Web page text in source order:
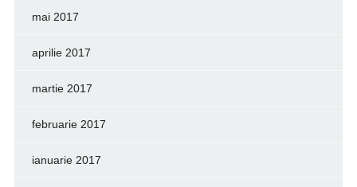
mai 2017
aprilie 2017
martie 2017
februarie 2017
ianuarie 2017